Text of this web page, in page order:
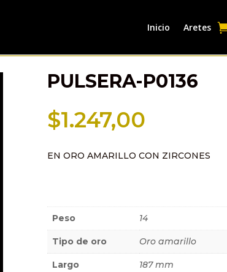
Inicio Aretes
PULSERA-P0136
$1.247,00
EN ORO AMARILLO CON ZIRCONES
Peso 14
Tipo de oro Oro amarillo
Largo 187 mm